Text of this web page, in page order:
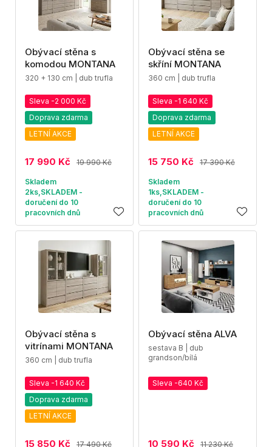
Obývací stěna s
komodou MONTANA
320 + 130 cm | dub trufla
Sleva -2 000 Kč
Doprava zdarma
LETNÍ AKCE
17 990 Kč 19 990 Kč
Skladem
2ks,SKLADEM -
doručení do 10
pracovních dnů
Obývací stěna se
skříní MONTANA
360 cm | dub trufla
Sleva -1 640 Kč
Doprava zdarma
LETNÍ AKCE
15 750 Kč 17 390 Kč
Skladem
1ks,SKLADEM -
doručení do 10
pracovních dnů
Obývací stěna s
vitrínami MONTANA
360 cm | dub trufla
Sleva -1 640 Kč
Doprava zdarma
LETNÍ AKCE
15 850 Kč 17 490 Kč
Obývací stěna ALVA
sestava B | dub
grandson/bílá
Sleva -640 Kč
10 590 Kč 11 230 Kč